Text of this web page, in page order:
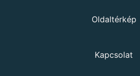
Oldaltérkép
Kapcsolat